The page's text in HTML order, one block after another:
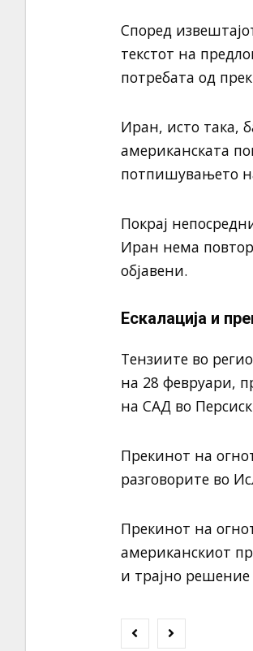
Според
текстот на
потребата од
Иран, исто така,
американската
потпишувањето
Покрај
Иран нема
објавени.
Ескалација и
Тензиите во
на 28 февруари,
на САД во
Прекинот на
разговорите во
Прекинот на
американскиот
и трајно